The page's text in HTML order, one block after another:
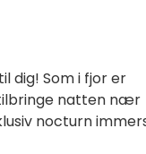
dig! Som i fjor er
natten nær
nocturn